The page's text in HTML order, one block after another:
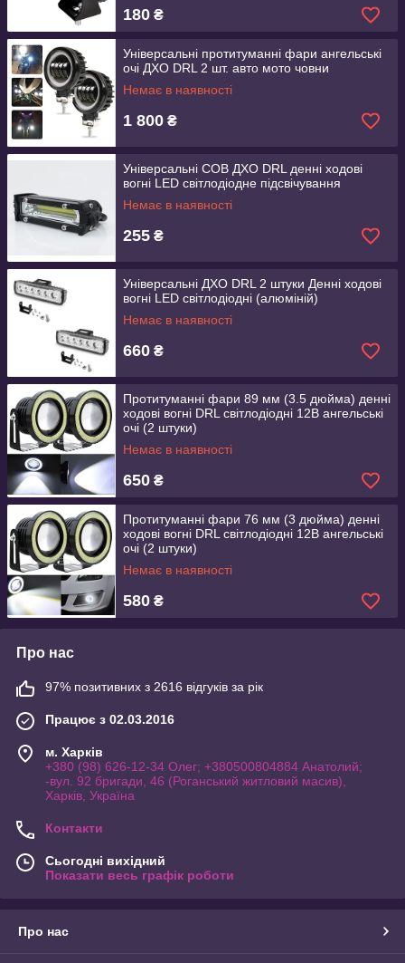
180 ₴
Універсальні протитуманні фари ангельські
очі ДХО DRL 2 шт. авто мото човни
Немає в наявності
1 800 ₴
Універсальні COB ДХО DRL денні ходові
вогні LED світлодіодне підсвічування
Немає в наявності
255 ₴
Універсальні ДХО DRL 2 штуки Денні ходові
вогні LED світлодіодні (алюміній)
Немає в наявності
660 ₴
Протитуманні фари 89 мм (3.5 дюйма) денні
ходові вогні DRL світлодіодні 12В ангельські
очі (2 штуки)
Немає в наявності
650 ₴
Протитуманні фари 76 мм (3 дюйма) денні
ходові вогні DRL світлодіодні 12В ангельські
очі (2 штуки)
Немає в наявності
580 ₴
Про нас
97% позитивних з 2616 відгуків за рік
Працює з 02.03.2016
м. Харків
+380 (98) 626-12-34 Олег; +380500804884 Анатолий;
-вул. 92 бригади, 46 (Роганський житловий масив),
Харків, Україна
Контакти
Сьогодні вихідний
Показати весь графік роботи
Про нас